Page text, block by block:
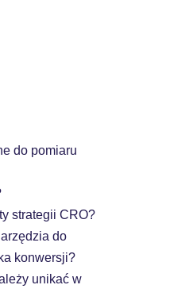
do pomiaru
strategii CRO?
do
konwersji?
unikać w